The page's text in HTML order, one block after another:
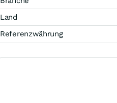
Land
Referenzwährung